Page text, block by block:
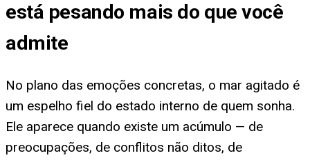
está pesando mais do que você
admite
No plano das emoções concretas, o mar agitado é
um espelho fiel do estado interno de quem sonha.
Ele aparece quando existe um acúmulo — de
preocupações, de conflitos não ditos, de